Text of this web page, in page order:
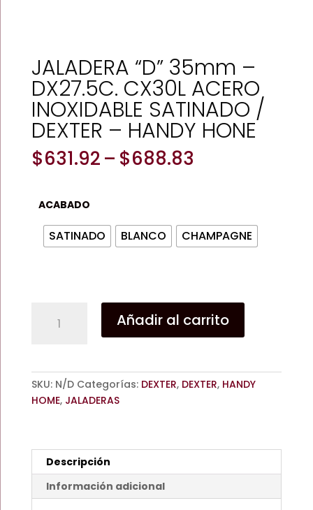
JALADERA “D” 35mm –
DX27.5C. CX30L ACERO
INOXIDABLE SATINADO /
DEXTER – HANDY HONE
$631.92– $688.83
$688.83
ACABADO
SATINADO BLANCO CHAMPAGNE
DX27.5C.
CX30L
ACERO
/
DEXTER
HANDY
Añadir al carrito
SKU: N/D Categorías: DEXTER, DEXTER, HANDY
HOME, JALADERAS
Descripción
Información adicional